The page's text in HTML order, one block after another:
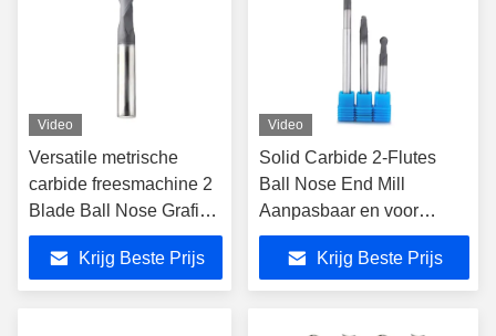
Video
Versatile metrische
carbide freesmachine 2
Blade Ball Nose Grafiet
eindmolen voor harde
staal snijtoepassingen
Krijg Beste Prijs
Video
Solid Carbide 2-Flutes
Ball Nose End Mill
Aanpasbaar en voor
precisie snijden
Krijg Beste Prijs